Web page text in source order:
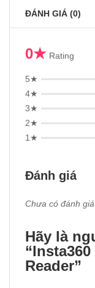
ĐÁNH GIÁ (0)
0★ Rating
5★
4★
3★
2★
1★
Đánh giá
Chưa có đánh giá
Hãy là
Reader”